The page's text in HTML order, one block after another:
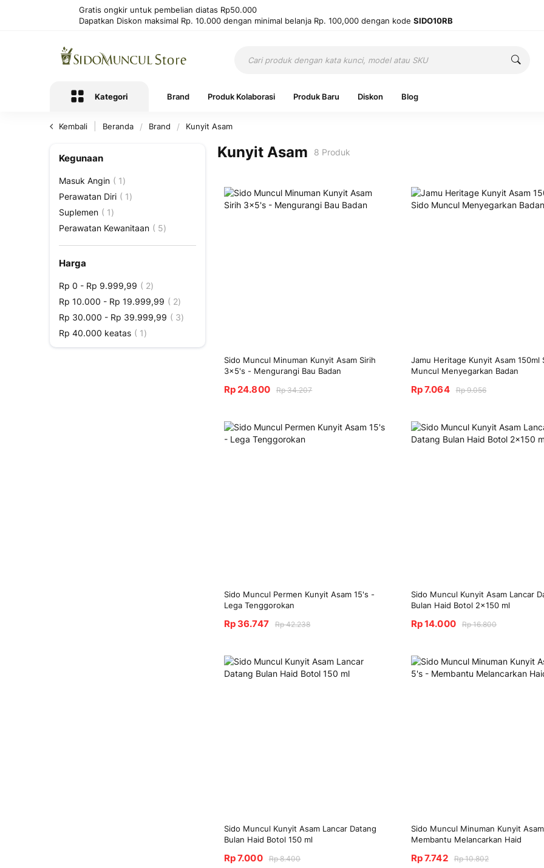
Gratis ongkir untuk pembelian diatas Rp50.000
Dapatkan Diskon maksimal Rp. 10.000 dengan minimal belanja Rp. 100,000 dengan kode SIDO10RB
Kategori Brand Produk Kolaborasi Produk Baru Diskon Blog
Kembali Beranda Brand Kunyit Asam
Kunyit Asam 8 Produk
Sido Muncul Minuman Kunyit Asam Sirih
3x5's - Mengurangi Bau Badan
Rp 24.800 Rp 34.207
Jamu Heritage Kunyit Asam 150ml
Muncul Menyegarkan Badan
Rp 7.064 Rp 9.056
Sido Muncul Permen Kunyit Asam 15's -
Lega Tenggorokan
Rp 36.747 Rp 42.238
Sido Muncul Kunyit Asam Lancar
Bulan Haid Botol 2x150 ml
Rp 14.000 Rp 16.800
Sido Muncul Kunyit Asam Lancar Datang
Bulan Haid Botol 150 ml
Rp 7.000 Rp 8.400
Sido Muncul Minuman Kunyit
Membantu Melancarkan Haid
Rp 7.742 Rp 10.802
Kegunaan
Masuk Angin 1Produk
Perawatan Diri
1Produk
Suplemen
1Produk
Perawatan Kewanitaan
5Produk
Harga
Rp 0 - Rp 9.999,99 2Produk
Rp 10.000 - Rp 19.999,99 2Produk
Rp 30.000 - Rp 39.999,99 3Produk
Rp 40.000 keatas 1Produk